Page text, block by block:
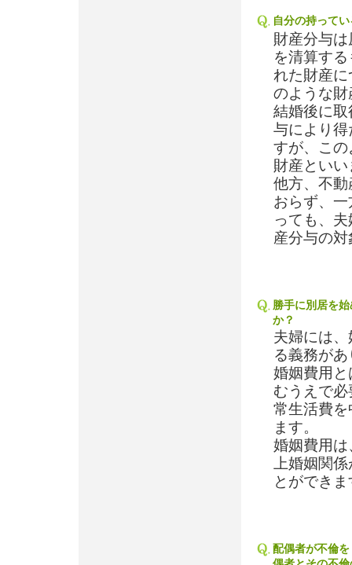
自分の持って
財産分与
を清算す
れた財産
のような
結婚後に
与により
すが、こ
財産といい
他方、不
おらず、
っても、
産分与の
勝手に別居を
か？
夫婦には
る義務が
婚姻費用
むうえで
常生活費
ます。
婚姻費用
上婚姻関
とができま
配偶者が不倫